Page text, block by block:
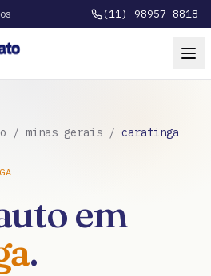
(11) 98957-8818
/ minas gerais / caratinga
em
.